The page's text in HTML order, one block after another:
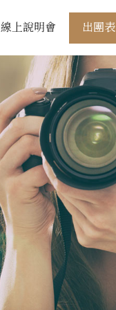
線上說明會 出團表